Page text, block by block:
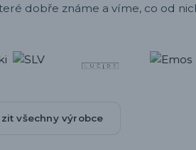
dobře známe a víme, co od
všechny výrobce